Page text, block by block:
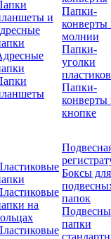
и
Папки-
конверты
молнии
Папки-
уголки
Папки-
конверты
кнопке
на
Боксы для
папок
папки